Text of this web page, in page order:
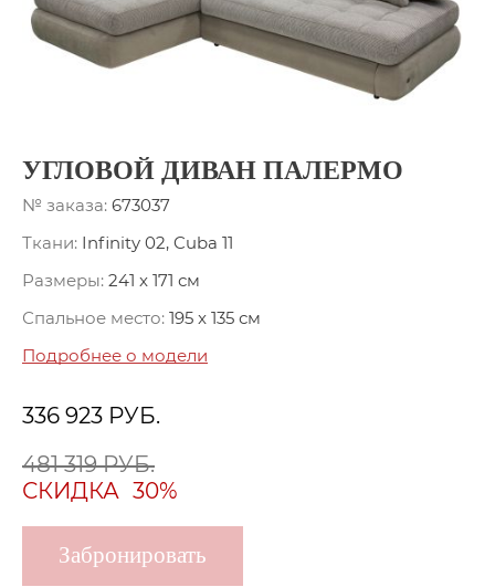
УГЛОВОЙ ДИВАН ПАЛЕРМО
№ заказа: 673037
Ткани: Infinity 02, Cuba 11
Размеры: 241 x 171 см
Спальное место: 195 x 135 см
Подробнее о модели
336 923 РУБ.
481 319 РУБ.
СКИДКА 30%
Забронировать